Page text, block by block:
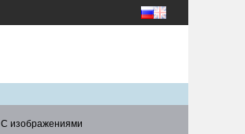
С изображениями